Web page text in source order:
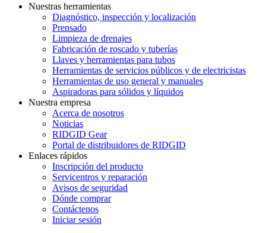
Nuestras herramientas
Diagnóstico, inspección y localización
Prensado
Limpieza de drenajes
Fabricación de roscado y tuberías
Llaves y herramientas para tubos
Herramientas de servicios públicos y de electricistas
Herramientas de uso general y manuales
Aspiradoras para sólidos y líquidos
Nuestra empresa
Acerca de nosotros
Noticias
RIDGID Gear
Portal de distribuidores de RIDGID
Enlaces rápidos
Inscripción del producto
Servicentros y reparación
Avisos de seguridad
Dónde comprar
Contáctenos
Iniciar sesión